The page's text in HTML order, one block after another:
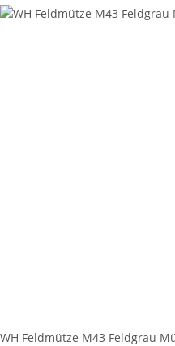
WH Feldmütze M43 Feldgrau